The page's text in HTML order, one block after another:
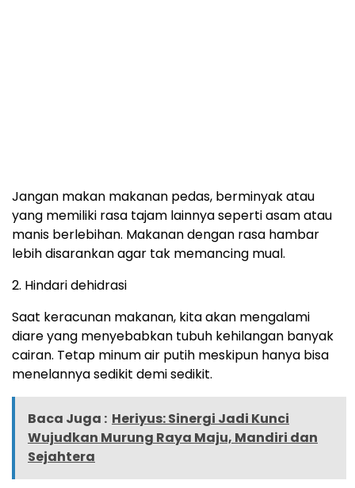
Jangan makan makanan pedas, berminyak atau
yang memiliki rasa tajam lainnya seperti asam atau
manis berlebihan. Makanan dengan rasa hambar
lebih disarankan agar tak memancing mual.
2. Hindari dehidrasi
Saat keracunan makanan, kita akan mengalami
diare yang menyebabkan tubuh kehilangan banyak
cairan. Tetap minum air putih meskipun hanya bisa
menelannya sedikit demi sedikit.
Baca Juga : Heriyus: Sinergi Jadi Kunci
Wujudkan Murung Raya Maju, Mandiri dan
Sejahtera